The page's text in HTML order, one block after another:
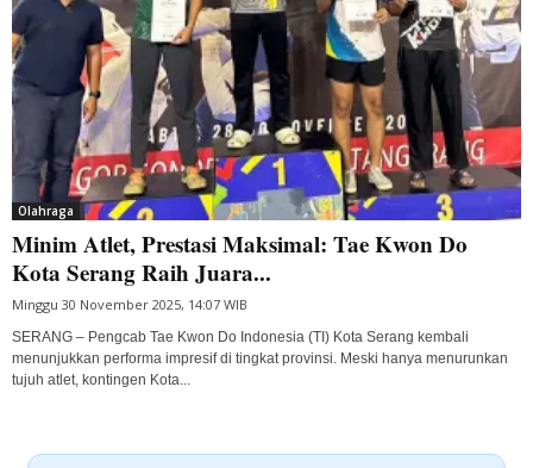
Olahraga
Minim Atlet, Prestasi Maksimal: Tae Kwon Do
Kota Serang Raih Juara...
Minggu 30 November 2025, 14:07 WIB
SERANG – Pengcab Tae Kwon Do Indonesia (TI) Kota Serang kembali
menunjukkan performa impresif di tingkat provinsi. Meski hanya menurunkan
tujuh atlet, kontingen Kota...